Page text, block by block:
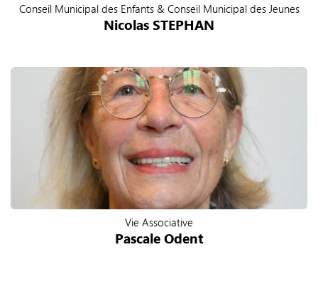
Nicolas STEPHAN
Conseil Municipal des Enfants & Conseil Municipal des Jeunes
Pascale Odent
Vie Associative